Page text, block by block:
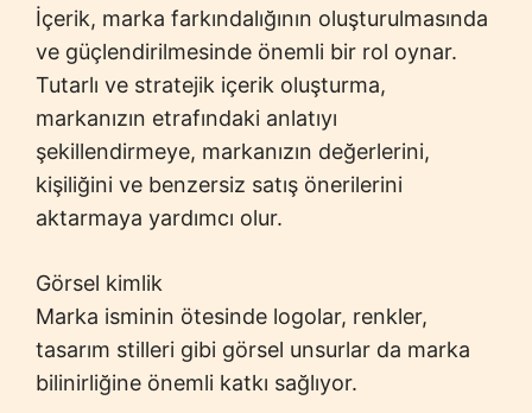
İçerik, marka farkındalığının oluşturulmasında
ve güçlendirilmesinde önemli bir rol oynar.
Tutarlı ve stratejik içerik oluşturma,
markanızın etrafındaki anlatıyı
şekillendirmeye, markanızın değerlerini,
kişiliğini ve benzersiz satış önerilerini
aktarmaya yardımcı olur.
Görsel kimlik
Marka isminin ötesinde logolar, renkler,
tasarım stilleri gibi görsel unsurlar da marka
bilinirliğine önemli katkı sağlıyor.